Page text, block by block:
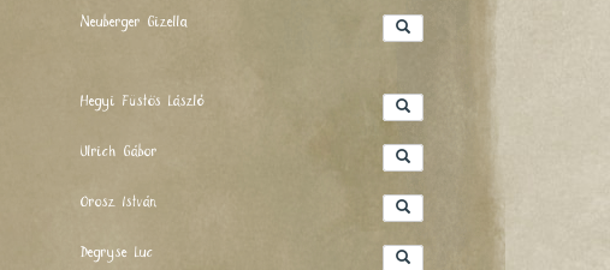
Neuberger Gizella
Hegyi Füstös László
Ulrich Gábor
Orosz István
Degryse Luc